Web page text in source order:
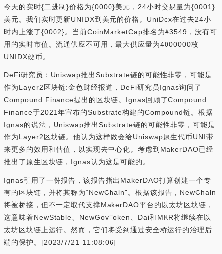
今天的实时{二进制}价格为{0000}美元，24小时交易量为{0001}
美元。我们实时更新UNIDX到美元的价格。UniDex在过去24小
时内上涨了{0002}。当前CoinMarketCap排名为#3549，没有可
用的实时市值。流通供应不可用，最大供应量为4000000枚
UNIDX硬币。
DeFi研究员：Uniswap推出Substrate链的可能性非零，可能是
作为Layer2区块链:金色财经报道，DeFi研究员Ignas询问了
Compound Finance提出的区块链。Ignas回顾了Compound
Finance于2021年宣布的Substrate构建的Compound链。根据
Ignas的说法，Uniswap推出Substrate链的可能性非零，可能是
作为Layer2区块链。他认为这样做会给Uniswap原生代币UNI带
来更多的效用和估值，以实现去中心化。考虑到MakerDAO已经
推出了原生区块链，Ignas认为这是可能的。
Ignas引用了一份报告，该报告指出MakerDAO打算创建一个专
有的区块链，并将其称为“NewChain”。根据该报告，NewChain
将被桥接，但不一定取代支撑MakerDAO平台的以太坊区块链，
这意味着NewStable、NewGovToken、Dai和MKR将继续在以
太坊区块链上运行。然而，它们将受到通过安全桥运行的治理后
端的保护。[2023/7/21 11:08:06]